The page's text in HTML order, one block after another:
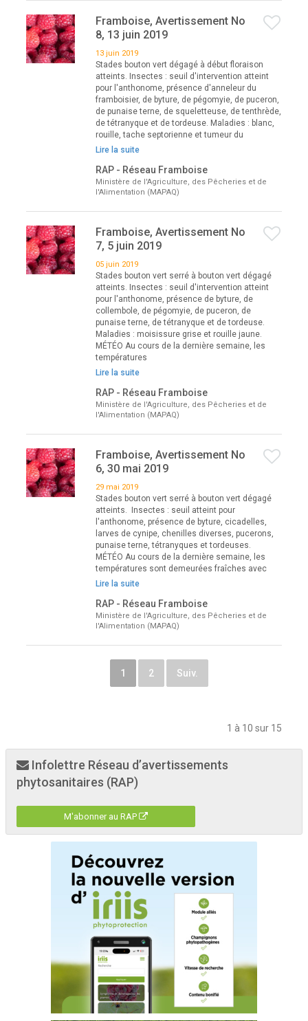
Framboise, Avertissement No
8, 13 juin 2019
13 juin 2019
Stades bouton vert dégagé à début floraison
atteints. Insectes : seuil d'intervention atteint
pour l'anthonome, présence d'anneleur du
framboisier, de byture, de pégomyie, de puceron,
de punaise terne, de squeletteuse, de tenthrède,
de tétranyque et de tordeuse. Maladies : blanc,
rouille, tache septorienne et tumeur du
Lire la suite
RAP - Réseau Framboise
Ministère de l'Agriculture, des Pêcheries et de
l'Alimentation (MAPAQ)
Framboise, Avertissement No
7, 5 juin 2019
05 juin 2019
Stades bouton vert serré à bouton vert dégagé
atteints. Insectes : seuil d'intervention atteint
pour l'anthonome, présence de byture, de
collembole, de pégomyie, de puceron, de
punaise terne, de tétranyque et de tordeuse.
Maladies : moisissure grise et rouille jaune.
MÉTÉO Au cours de la dernière semaine, les
températures
Lire la suite
RAP - Réseau Framboise
Ministère de l'Agriculture, des Pêcheries et de
l'Alimentation (MAPAQ)
Framboise, Avertissement No
6, 30 mai 2019
29 mai 2019
Stades bouton vert serré à bouton vert dégagé
atteints. Insectes : seuil atteint pour
l'anthonome, présence de byture, cicadelles,
larves de cynipe, chenilles diverses, pucerons,
punaise terne, tétranyques et tordeuses.
MÉTÉO Au cours de la dernière semaine, les
températures sont demeurées fraîches avec
Lire la suite
RAP - Réseau Framboise
Ministère de l'Agriculture, des Pêcheries et de
l'Alimentation (MAPAQ)
1 2 Suiv.
1 à 10 sur 15
Infolettre Réseau d’avertissements
phytosanitaires (RAP)
M'abonner au RAP